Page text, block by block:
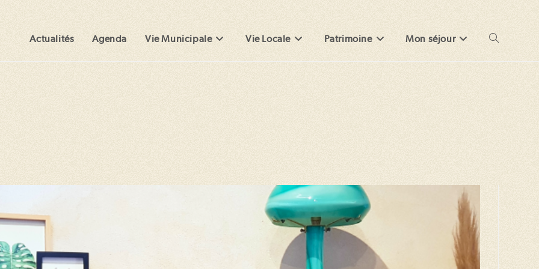
Actualités Agenda Vie Municipale Vie Locale Patrimoine Mon séjour Toggle